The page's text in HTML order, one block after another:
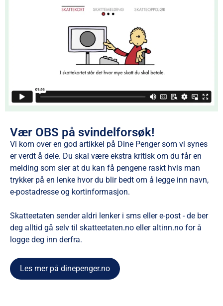
Vær OBS på svindelforsøk!
Vi kom over en god artikkel på Dine Penger som vi synes
er verdt å dele. Du skal være ekstra kritisk om du får en
melding som sier at du kan få pengene raskt hvis man
trykker på en lenke hvor du blir bedt om å legge inn navn,
e-postadresse og kortinformasjon.
Skatteetaten sender aldri lenker i sms eller e-post - de ber
deg alltid gå selv til skatteetaten.no eller altinn.no for å
logge deg inn derfra.
Les mer på dinepenger.no